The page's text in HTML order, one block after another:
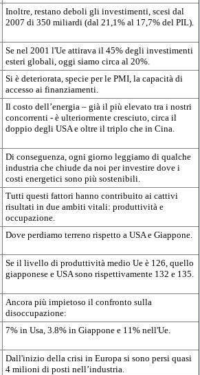
Inoltre, restano deboli gli investimenti, scesi dal
2007 di 350 miliardi (dal 21,1% al 17,7% del PIL).
Se nel 2001 l'Ue attirava il 45% degli investimenti
esteri globali, oggi siamo circa al 20%.
Si è deteriorata, specie per le PMI, la capacità di
accesso ai finanziamenti.
Il costo dell’energia – già il più elevato tra i nostri
concorrenti - è ulteriormente cresciuto, circa il
doppio degli USA e oltre il triplo che in Cina.
Di conseguenza, ogni giorno leggiamo di qualche
industria che chiude da noi per investire dove i
costi energetici sono più sostenibili.
Tutti questi fattori hanno contribuito ai cattivi
risultati in due ambiti vitali: produttività e
occupazione.
Dove perdiamo terreno rispetto a USA e Giappone.
Se il livello di produttività medio Ue è 126, quello
giapponese e USA sono rispettivamente 132 e 135.
Ancora più impietoso il confronto sulla
disoccupazione:
7% in Usa, 3.8% in Giappone e 11% nell'Ue.
Dall'inizio della crisi in Europa si sono persi quasi
4 milioni di posti nell’industria.